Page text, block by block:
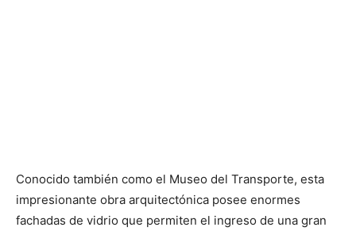
Conocido también como el Museo del Transporte, esta
impresionante obra arquitectónica posee enormes
fachadas de vidrio que permiten el ingreso de una gran